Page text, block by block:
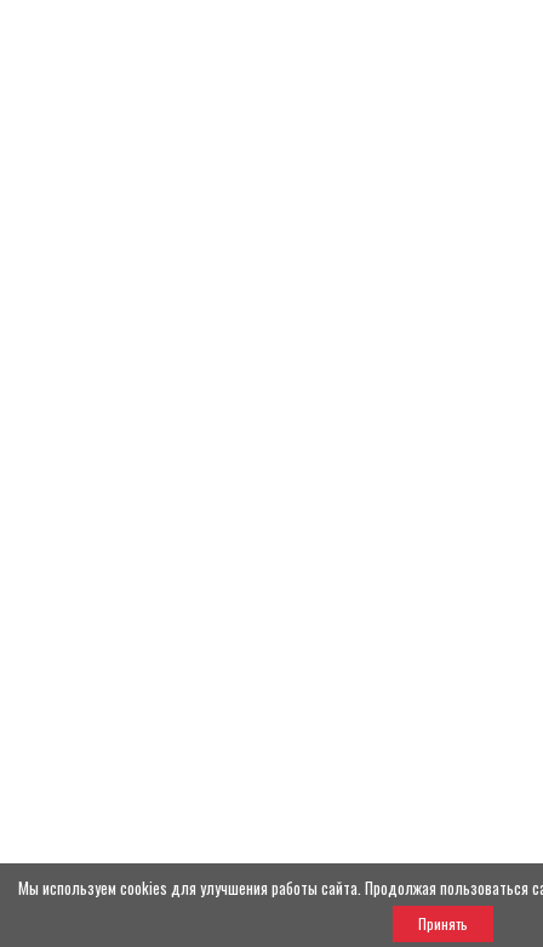
Мы используем cookies для улучшения работы сайта. Продолжая пользоваться
Принять